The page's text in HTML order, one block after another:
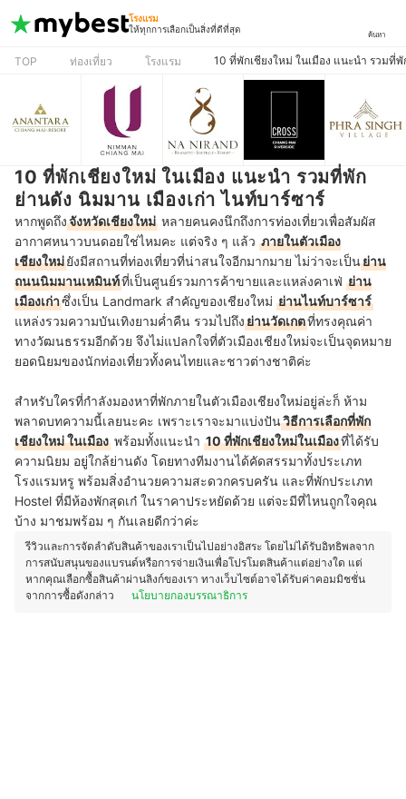
โรงแรม
ให้ทุกการเลือกเป็นสิ่งที่ดีที่สุด
ค้นหา
TOP ท่องเที่ยว โรงแรม 10 ที่พักเชียงใหม่ ในเมือง แนะนำ รวมที่
10 ที่พักเชียงใหม่ ในเมือง แนะนำ รวมที่พัก
ย่านดัง นิมมาน เมืองเก่า ไนท์บาร์ซาร์
หากพูดถึงจังหวัดเชียงใหม่ หลายคนคงนึกถึงการท่องเที่ยวเพื่อสัมผัส
อากาศหนาวบนดอยใช่ไหมคะ แต่จริง ๆ แล้ว ภายในตัวเมือง
เชียงใหม่ยังมีสถานที่ท่องเที่ยวที่น่าสนใจอีกมากมาย ไม่ว่าจะเป็นย่าน
ถนนนิมมานเหมินท์ที่เป็นศูนย์รวมการค้าขายและแหล่งคาเฟ่ ย่าน
เมืองเก่าซึ่งเป็น Landmark สำคัญของเชียงใหม่ ย่านไนท์บาร์ซาร์
แหล่งรวมความบันเทิงยามค่ำคืน รวมไปถึงย่านวัดเกตที่ทรงคุณค่า
ทางวัฒนธรรมอีกด้วย จึงไม่แปลกใจที่ตัวเมืองเชียงใหม่จะเป็นจุดหมาย
ยอดนิยมของนักท่องเที่ยวทั้งคนไทยและชาวต่างชาติค่ะ
สำหรับใครที่กำลังมองหาที่พักภายในตัวเมืองเชียงใหม่อยู่ล่ะก็ ห้าม
พลาดบทความนี้เลยนะคะ เพราะเราจะมาแบ่งปันวิธีการเลือกที่พัก
เชียงใหม่ ในเมือง พร้อมทั้งแนะนำ 10 ที่พักเชียงใหม่ในเมืองที่ได้รับ
ความนิยม อยู่ใกล้ย่านดัง โดยทางทีมงานได้คัดสรรมาทั้งประเภท
โรงแรมหรู พร้อมสิ่งอำนวยความสะดวกครบครัน และที่พักประเภท
Hostel ที่มีห้องพักสุดเก๋ ในราคาประหยัดด้วย แต่จะมีที่ไหนถูกใจคุณ
บ้าง มาชมพร้อม ๆ กันเลยดีกว่าค่ะ
รีวิวและการจัดลำดับสินค้าของเราเป็นไปอย่างอิสระ โดยไม่ได้รับอิทธิพลจาก
การสนับสนุนของแบรนด์หรือการจ่ายเงินเพื่อโปรโมตสินค้าแต่อย่างใด แต่
หากคุณเลือกซื้อสินค้าผ่านลิงก์ของเรา ทางเว็บไซต์อาจได้รับค่าคอมมิชชั่น
จากการซื้อดังกล่าว
นโยบายกองบรรณาธิการ